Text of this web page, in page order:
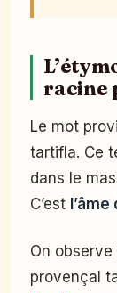
racine
Le mot
tartifla. Ce
dans le
C’est
On
provençal